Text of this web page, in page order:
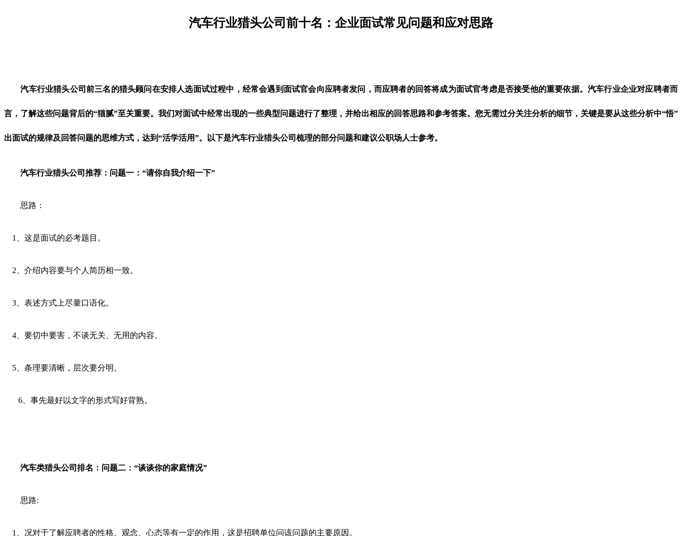
汽车行业猎头公司前十名：企业面试常 见问题和应对思路
汽车行业猎头公司前三名的猎头顾问在安排人选面试过程中，经常会遇到面试官会向应聘者发问，而应聘者的回答将成为面试官考虑是否接受他的重要依据。汽车行业企业对应聘者而
言，了解这些问题背后的“猫腻”至关重要。我们对面试中经常出现的一些典型问题进行了整理，并给出相应的回答思路和参考答案。您无需过分关注分析的细节，关键是要从这些分析中“悟”
出面试的规律及回答问题的思维方式，达到“活学活用”。以下是汽车行业猎头公司梳理的部分问题和建议公职场人士参考。
汽车行业猎头公司推荐：问题一：“请你自我介绍一下”
思路：
1、这是面试的必考题目。
2、介绍内容要与个人简历相一致。
3、表述方式上尽量口语化。
4、要切中要害，不谈无关、无用的内容。
5、条理要清晰，层次要分明。
6、事先最好以文字的形式写好背熟。
汽车类猎头公司排名： 问题二：“谈谈你的家庭情况”
思路:
1、况对于了解应聘者的性格、观念、心态等有一定的作用，这是招聘单位问该问题的主要原因。